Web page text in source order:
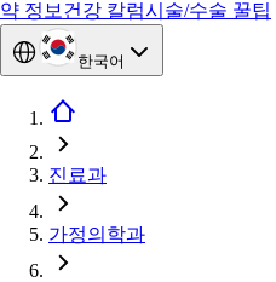
약 정보 건강 칼럼시술/수술 꿀팁
한국어
진료과
가정의학과